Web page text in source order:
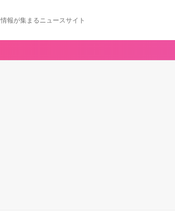
報が集まるニュースサイト